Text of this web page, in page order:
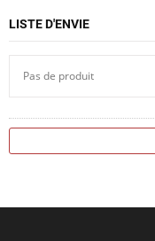
LISTE D'ENVIE
Pas de produit